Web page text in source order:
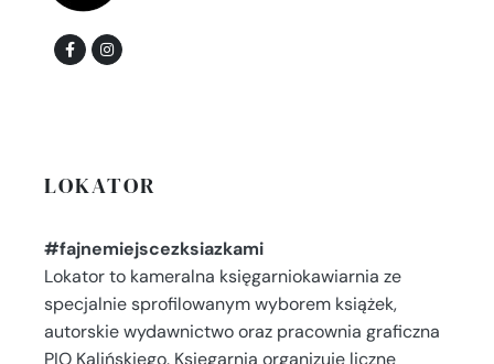
LOKATOR
#fajnemiejscezksiazkami
Lokator to kameralna księgarniokawiarnia ze
specjalnie sprofilowanym wyborem książek,
autorskie wydawnictwo oraz pracownia graficzna
PIO Kalińskiego. Księgarnia organizuje liczne